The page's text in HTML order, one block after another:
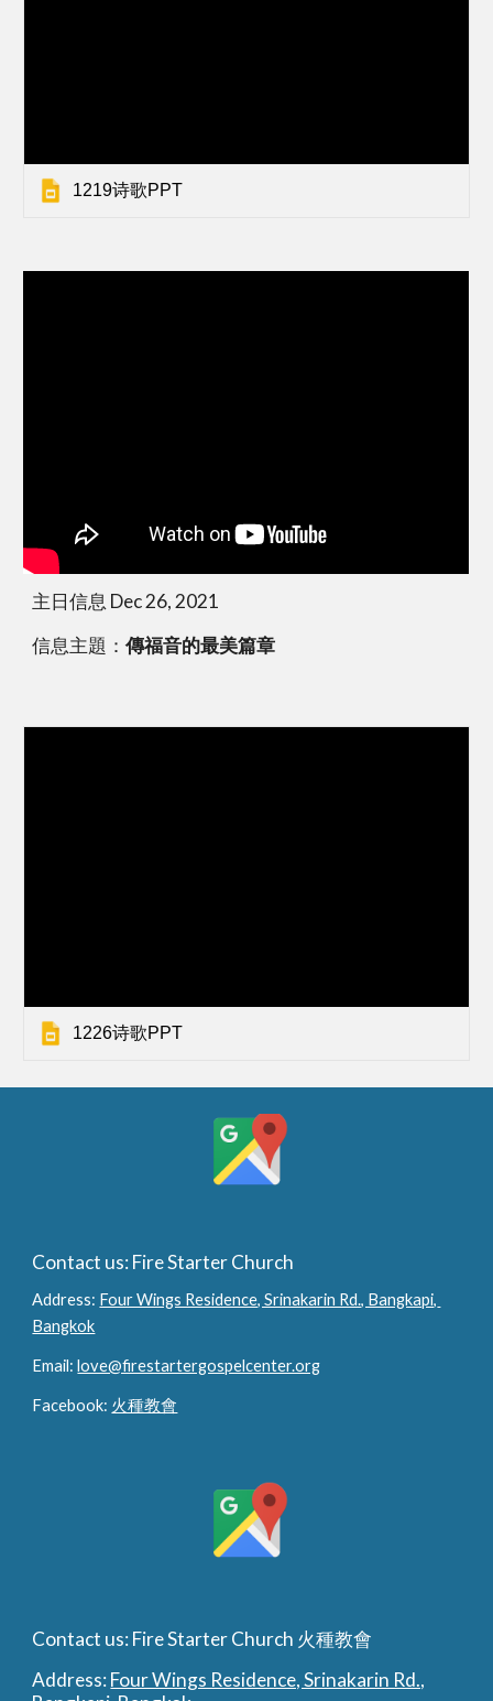
1219诗歌PPT
主日信息 Dec 26, 2021
信息主題：傳福音的最美篇章
1226诗歌PPT
Contact us: Fire Starter Church
Address: Four Wings Residence, Srinakarin Rd., Bangkapi,
Bangkok
Email: love@firestartergospelcenter.org
Facebook: 火種教會
Contact us: Fire Starter Church 火種教會
Address:Four Wings Residence, Srinakarin Rd.,